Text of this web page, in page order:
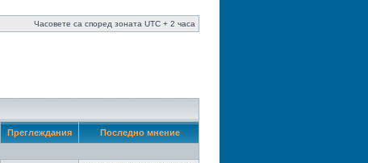
Часовете са според зоната UTC + 2 часа
Преглеждания Последно мнение